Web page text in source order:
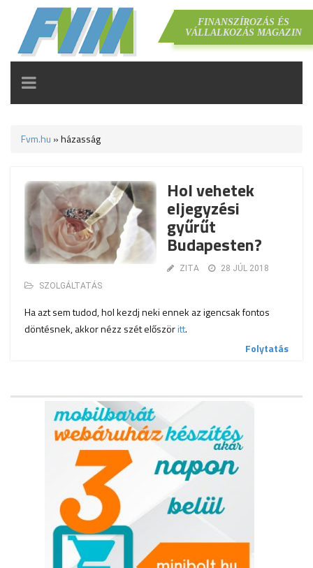
FINANSZÍROZÁS ÉS
VÁLLALKOZÁS MAGAZIN
TOGGLE
NAVIGATION
Fvm.hu »házasság
Hol vehetek
eljegyzési
gyűrűt
Budapesten?
ZITA
28 JÚL 2018
SZOLGÁLTATÁS
Ha azt sem tudod, hol kezdj neki ennek az igencsak fontos
döntésnek, akkor nézz szét előszöritt.
Folytatás